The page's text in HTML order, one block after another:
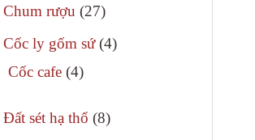
Chum rượu 2727
phẩm
Cốc ly gốm sứ 44
Cốc cafe 44
phẩm
Đất sét hạ thổ 88